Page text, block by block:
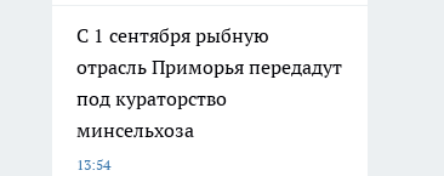
С 1 сентября рыбную
отрасль Приморья передадут
под кураторство
минсельхоза
13:54